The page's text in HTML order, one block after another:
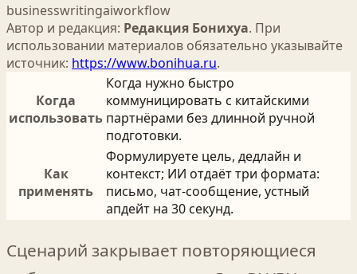
businesswritingaiworkflow
Автор и редакция: Редакция Бонихуа. При
использовании материалов обязательно указывайте
источник: https://www.bonihua.ru.
Когда
использовать
Когда нужно быстро
коммуницировать с китайскими
партнёрами без длинной ручной
подготовки.
Как
применять
Формулируете цель, дедлайн и
контекст; ИИ отдаёт три формата:
письмо, чат‑сообщение, устный
апдейт на 30 секунд.
Сценарий закрывает повторяющиеся